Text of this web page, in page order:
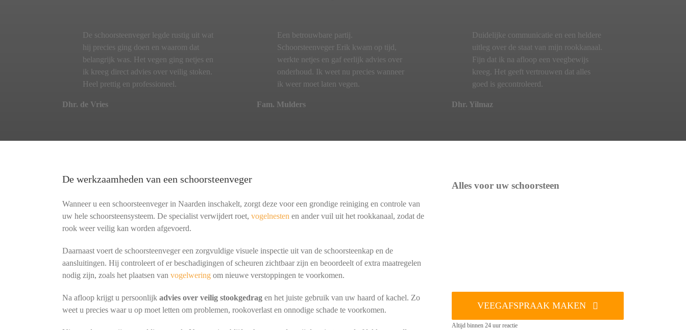
De schoorsteenveger legde rustig uit wat
hij precies ging doen en waarom dat
belangrijk was. Het vegen ging netjes en
ik kreeg direct advies over veilig stoken.
Heel prettig en professioneel.
Dhr. de Vries
Een betrouwbare partij.
Schoorsteenveger Erik kwam op tijd,
werkte netjes en gaf eerlijk advies over
onderhoud. Ik weet nu precies wanneer
ik weer moet laten vegen.
Fam. Mulders
Duidelijke communicatie en een heldere
uitleg over de staat van mijn rookkanaal.
Fijn dat ik na afloop een veegbewijs
kreeg. Het geeft vertrouwen dat alles
goed is gecontroleerd.
Dhr. Yilmaz
De werkzaamheden van een schoorsteenveger
Wanneer u een schoorsteenveger in Naarden inschakelt, zorgt deze voor een grondige reiniging en controle van
uw hele schoorsteensysteem. De specialist verwijdert roet, vogelnesten en ander vuil uit het rookkanaal, zodat de
rook weer veilig kan worden afgevoerd.
Daarnaast voert de schoorsteenveger een zorgvuldige visuele inspectie uit van de schoorsteenkap en de
aansluitingen. Hij controleert of er beschadigingen of scheuren zichtbaar zijn en beoordeelt of extra maatregelen
nodig zijn, zoals het plaatsen van vogelweringom nieuwe verstoppingen te voorkomen.
Na afloop krijgt u persoonlijk advies over veilig stookgedragen het juiste gebruik van uw haard of kachel. Zo
weet u precies waar u op moet letten om problemen, rookoverlast en onnodige schade te voorkomen.
Alles voor uw schoorsteen
VEEGAFSPRAAK MAKEN
Altijd binnen 24 uur reactie